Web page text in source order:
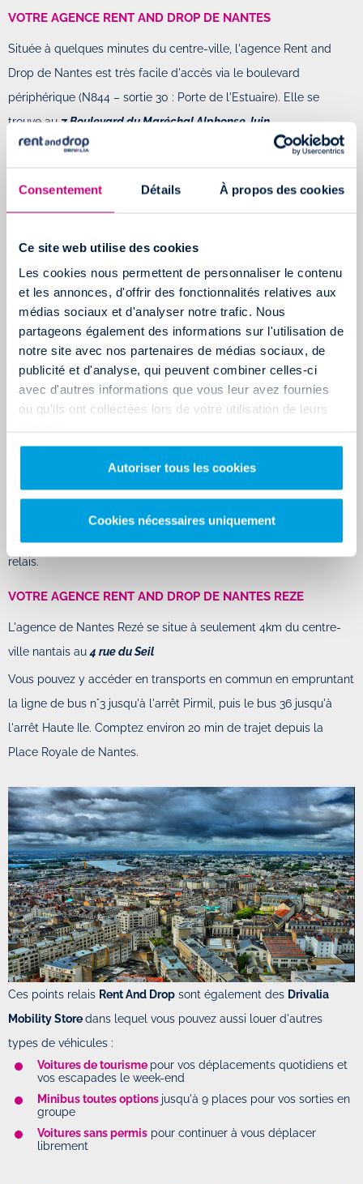
Consentement Détails À propos des cookies
Ce site web utilise des cookies
Les cookies nous permettent de personnaliser le contenu
et les annonces, d'offrir des fonctionnalités relatives aux
médias sociaux et d'analyser notre trafic. Nous
partageons également des informations sur l'utilisation de
notre site avec nos partenaires de médias sociaux, de
publicité et d'analyse, qui peuvent combiner celles-ci
avec d'autres informations que vous leur avez fournies
ou qu'ils ont collectées lors de votre utilisation de leurs
Autoriser tous les cookies
Cookies nécessaires uniquement
VOTRE AGENCE RENT AND DROP DE NANTES
Située à quelques minutes du centre-ville, l'agence Rent and
Drop de Nantes est très facile d'accès via le boulevard
périphérique (N844 – sortie 30 : Porte de l'Estuaire). Elle se
trouve au7 Boulevard du Maréchal Alphonse Juin.
L'agence a l'avantage de se trouver à deux pas de la Gare TER
venir récupérer un véhicule de location ou pour quitter
VOTRE AGENCE RENT AND DROP DE NANTES EST
Notre agence Rent and Drop Nantes Est se situe au13 rue de
l’Atlantiqueà Basse-Goulaine.
Facile d’accès via la route européenne E62 (Nantes – Gênes) ou
le boulevard périphérique de Nantes (N844), notre agence vous
ouvre ses portes du lundi au samedi dans les locaux d’Easy
Stockage. Cette entreprise est spécialisée dans location de
marchandise en toute sécurité.
Vous pouvez également accéder à l'agence Rent and Drop de
Nantes Est via le TER qui fait la liaison en 10min entre la gare de
relais.
VOTRE AGENCE RENT AND DROP DE NANTES REZE
L'agence de Nantes Rezé se situe à seulement 4km du centre-
ville nantais au4 rue du Seil
Vous pouvez y accéder en transports en commun en empruntant
la ligne de bus n°3 jusqu'à l'arrêt Pirmil, puis le bus 36 jusqu'à
l'arrêt Haute Ile. Comptez environ 20 min de trajet depuis la
Place Royale de Nantes.
Ces points relais Rent And Drop sont également des Drivalia
Mobility Storedans lequel vous pouvez aussi louer d'autres
types de véhicules :
Voitures de tourisme pour vos déplacements quotidiens et
vos escapades le week-end
Minibus toutes options jusqu'à 9 places pour vos sorties en
groupe
Voitures sans permis pour continuer à vous déplacer
librement